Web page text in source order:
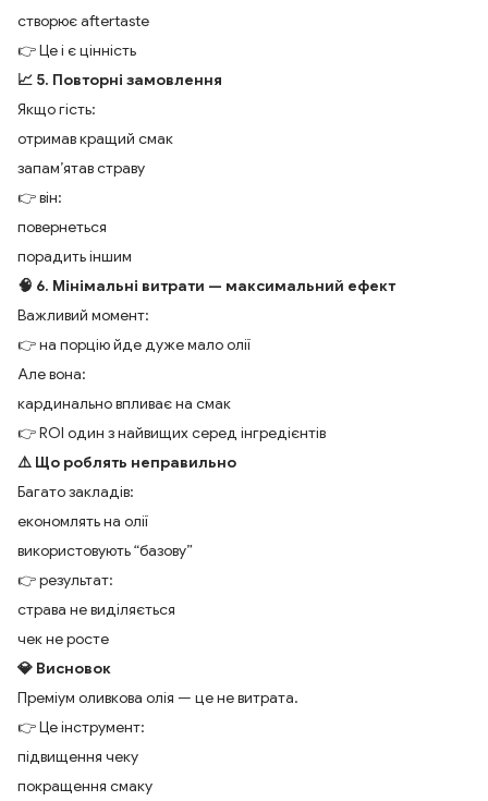
створює aftertaste
👉 Це і є цінність
📈 5. Повторні замовлення
Якщо гість:
отримав кращий смак
запам’ятав страву
👉 він:
повернеться
порадить іншим
🧠 6. Мінімальні витрати — максимальний ефект
Важливий момент:
👉 на порцію йде дуже мало олії
Але вона:
кардинально впливає на смак
👉 ROI один з найвищих серед інгредієнтів
⚠️ Що роблять неправильно
Багато закладів:
економлять на олії
використовують “базову”
👉 результат:
страва не виділяється
чек не росте
💎 Висновок
Преміум оливкова олія — це не витрата.
👉 Це інструмент:
підвищення чеку
покращення смаку